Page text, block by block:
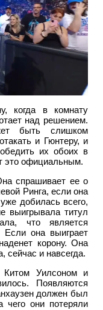
когда в комнату
над решением.
быть слишком
и Гюнтеру, и
их обоих в
это официальным.
спрашивает ее о
Ринга, если она
добилась всего,
выигрывала титул
что является
Если она выиграет
корону. Она
сейчас и навсегда.
Уилсоном и
Появляются
должен был
чего они потеряли